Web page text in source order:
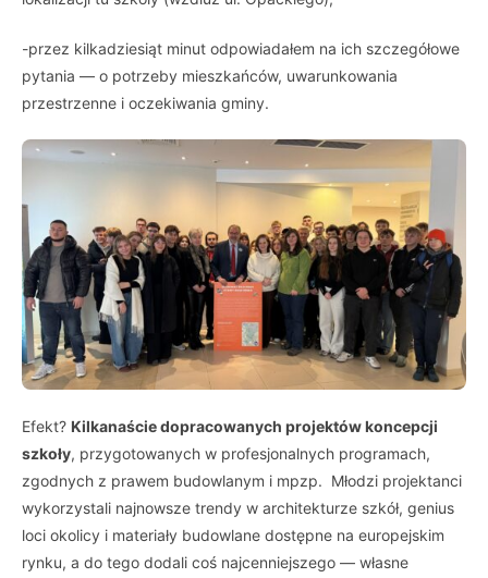
-przez kilkadziesiąt minut odpowiadałem na ich szczegółowe
pytania — o potrzeby mieszkańców, uwarunkowania
przestrzenne i oczekiwania gminy.
Efekt? Kilkanaście dopracowanych projektów koncepcji
szkoły, przygotowanych w profesjonalnych programach,
zgodnych z prawem budowlanym i mpzp. Młodzi projektanci
wykorzystali najnowsze trendy w architekturze szkół, genius
loci okolicy i materiały budowlane dostępne na europejskim
rynku, a do tego dodali coś najcenniejszego — własne